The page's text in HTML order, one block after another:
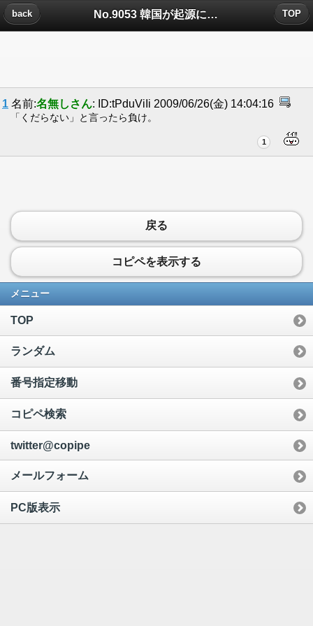
No.9053 韓国が起源についたコメント
back TOP
1 名前:名無しさん: ID:tPduViIi 2009/06/26(金) 14:04:16
「くだらない」と言ったら負け。
1
戻る
コピペを表示する
メニュー
TOP
ランダム
番号指定移動
コピペ検索
twitter@copipe
メールフォーム
PC版表示